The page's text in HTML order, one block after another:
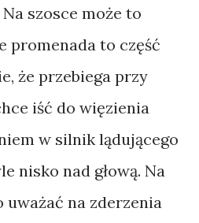
Na szosce może to
promenada to część
że przebiega przy
iść do więzienia
w silnik lądującego
nisko nad głową. Na
na zderzenia